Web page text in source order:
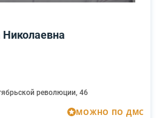
революции, 46
МОЖНО ПО ДМС